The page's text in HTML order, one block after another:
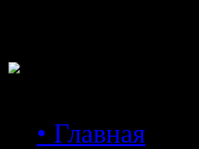
• Главная